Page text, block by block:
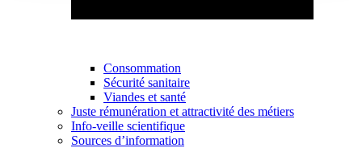
Consommation
Sécurité sanitaire
Viandes et santé
Juste rémunération et attractivité des métiers
Info-veille scientifique
Sources d’information